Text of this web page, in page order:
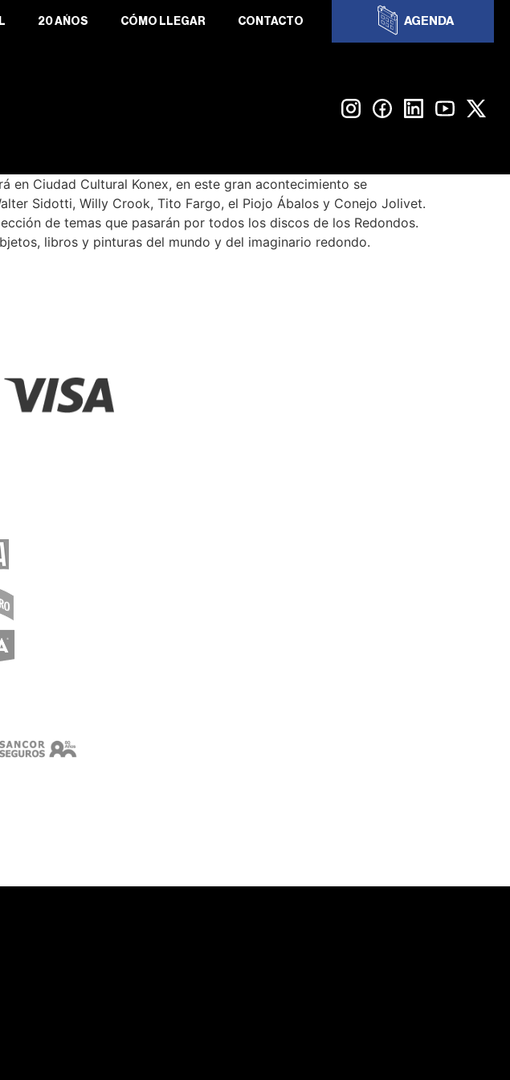
20 AÑOS CÓMO LLEGAR CONTACTO AGENDA
en Ciudad Cultural Konex, en este gran acontecimiento se
Sidotti, Willy Crook, Tito Fargo, el Piojo Ábalos y Conejo Jolivet.
de temas que pasarán por todos los discos de los Redondos.
libros y pinturas del mundo y del imaginario redondo.